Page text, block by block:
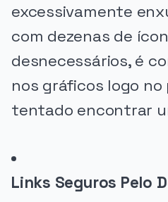
excessivamente
com dezenas de
desnecessários, é
nos gráficos logo no
tentado encontrar
Links Seguros Pelo